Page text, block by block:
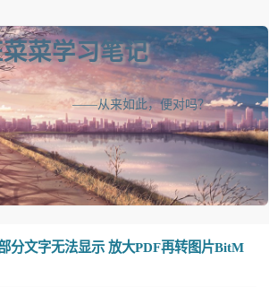
菜学习笔记
——从来如此，便对吗？
分文字无法显示 放大PDF再转图片BitM